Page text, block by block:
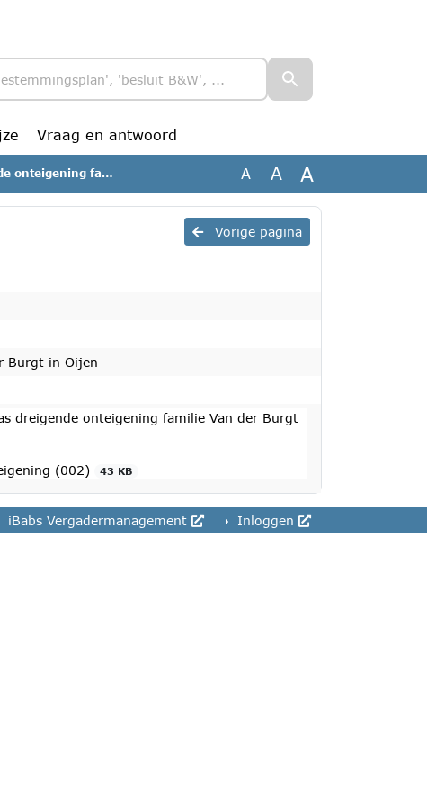
Vraag en antwoord
Van der Burgt in Oijen A A A
Vorige pagina
Burgt in Oijen
dreigende onteigening familie Van der Burgt
(002) 43 KB
iBabs Vergadermanagement Inloggen